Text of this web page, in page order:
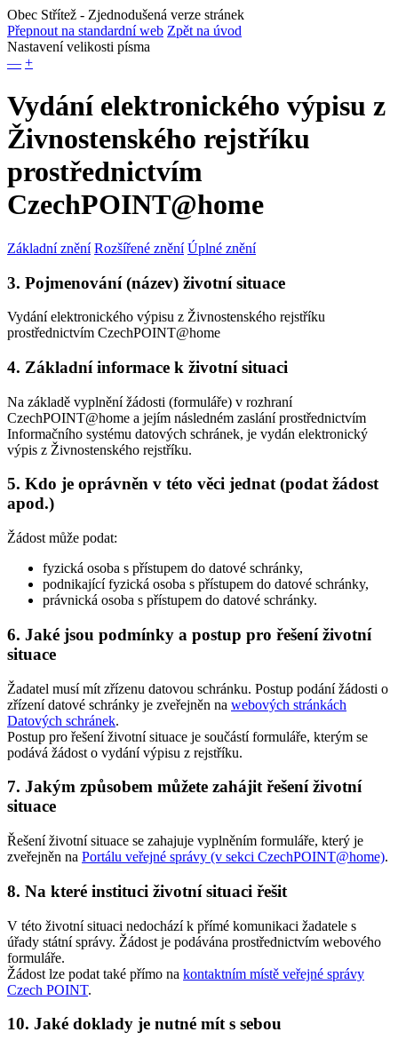
Obec Střítež - Zjednodušená verze stránek
Přepnout na standardní web Zpět na úvod
Nastavení velikosti písma
— +
Vydání elektronického výpisu z
Živnostenského rejstříku
prostřednictvím
CzechPOINT@home
Základní znění Rozšířené znění Úplné znění
3. Pojmenování (název) životní situace
Vydání elektronického výpisu z Živnostenského rejstříku
prostřednictvím CzechPOINT@home
4. Základní informace k životní situaci
Na základě vyplnění žádosti (formuláře) v rozhraní
CzechPOINT@home a jejím následném zaslání prostřednictvím
Informačního systému datových schránek, je vydán elektronický
výpis z Živnostenského rejstříku.
5. Kdo je oprávněn v této věci jednat (podat žádost
apod.)
Žádost může podat:
fyzická osoba s přístupem do datové schránky,
podnikající fyzická osoba s přístupem do datové schránky,
právnická osoba s přístupem do datové schránky.
6. Jaké jsou podmínky a postup pro řešení životní
situace
Žadatel musí mít zřízenu datovou schránku. Postup podání žádosti o
zřízení datové schránky je zveřejněn na webových stránkách
Datových schránek.
Postup pro řešení životní situace je součástí formuláře, kterým se
podává žádost o vydání výpisu z rejstříku.
7. Jakým způsobem můžete zahájit řešení životní
situace
Řešení životní situace se zahajuje vyplněním formuláře, který je
zveřejněn na Portálu veřejné správy (v sekci CzechPOINT@home).
8. Na které instituci životní situaci řešit
V této životní situaci nedochází k přímé komunikaci žadatele s
úřady státní správy. Žádost je podávána prostřednictvím webového
formuláře.
Žádost lze podat také přímo na kontaktním místě veřejné správy
Czech POINT.
10. Jaké doklady je nutné mít s sebou